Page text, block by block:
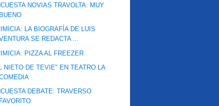
NOVIAS TRAVOLTA: MUY
LA BIOGRAFÍA DE LUIS
SE REDACTA ...
PIZZA AL FREEZER
NIETO DE TEVIE" EN TEATRO LA
DEBATE: TRAVERSO